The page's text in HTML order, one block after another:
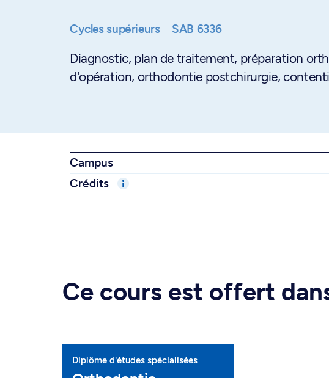
Cycles supérieurs SAB 6336
Diagnostic, plan de traitement, préparation
d'opération, orthodontie postchirurgie,
Campus
Crédits
Ce cours est offert
Diplôme d'études spécialisées